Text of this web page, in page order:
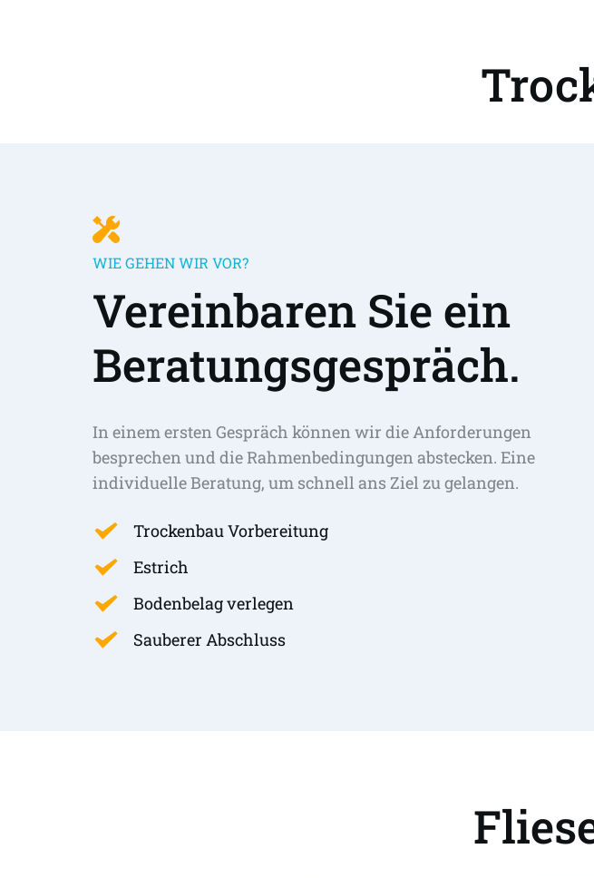
WIE GEHEN WIR VOR?
Vereinbaren Sie ein
Beratungsgespräch.
In einem ersten Gespräch können wir die Anforderungen
besprechen und die Rahmenbedingungen abstecken. Eine
individuelle Beratung, um schnell ans Ziel zu gelangen.
Trockenbau Vorbereitung
Estrich
Bodenbelag verlegen
Sauberer Abschluss